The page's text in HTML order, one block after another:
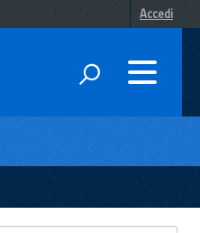
Accedi